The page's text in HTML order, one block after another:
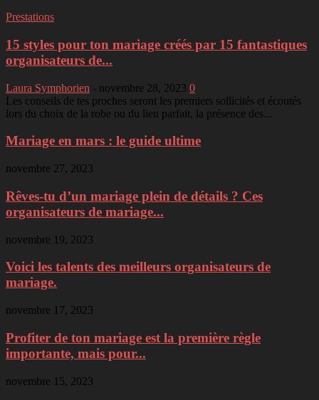
Prestations
15 styles pour ton mariage créés par 15 fantastiques
organisateurs de...
Laura Symphorien - novembre 28, 2023 0
Les conseils de tes proches seront les premiers sollicités et écoutés
lors du choix de la robe ou du lieu parfait, la présence des...
Mariage en mars : le guide ultime
novembre 27, 2023
Rêves-tu d’un mariage plein de détails ? Ces
organisateurs de mariage...
novembre 19, 2023
Voici les talents des meilleurs organisateurs de
mariage.
novembre 17, 2023
Profiter de ton mariage est la première règle
importante, mais pour...
novembre 15, 2023